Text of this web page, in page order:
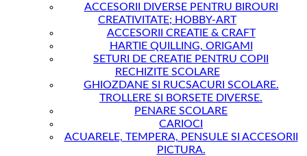
ACCESORII DIVERSE PENTRU BIROURI
CREATIVITATE; HOBBY-ART
ACCESORII CREATIE & CRAFT
HARTIE QUILLING, ORIGAMI
SETURI DE CREATIE PENTRU COPII
RECHIZITE SCOLARE
GHIOZDANE SI RUCSACURI SCOLARE.
TROLLERE SI BORSETE DIVERSE.
PENARE SCOLARE
CARIOCI
ACUARELE, TEMPERA, PENSULE SI ACCESORII
PICTURA.